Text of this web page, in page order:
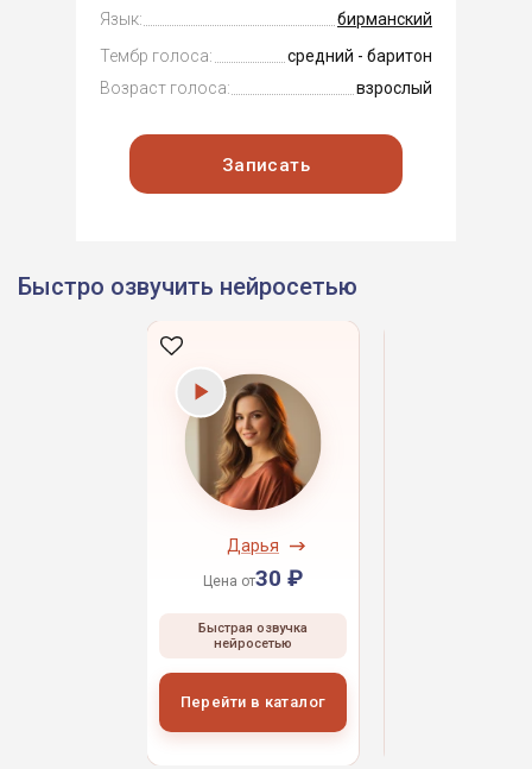
Язык:
бирманский
Тембр голоса:
средний - баритон
Возраст голоса:
взрослый
Записать
Быстро озвучить нейросетью
Дарья
Цена от30 ₽
Быстрая озвучка
нейросетью
Перейти в каталог